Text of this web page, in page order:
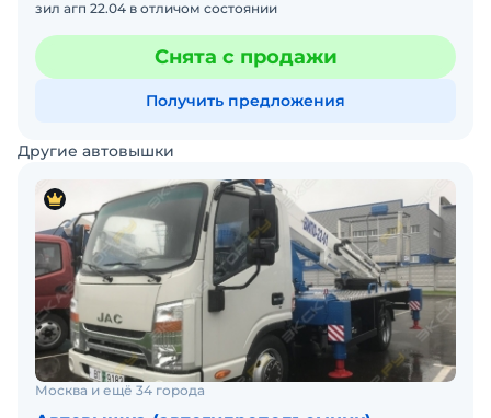
зил агп 22.04 в отличом состоянии
Снята с продажи
Получить предложения
Другие автовышки
Москва и ещё 34 города